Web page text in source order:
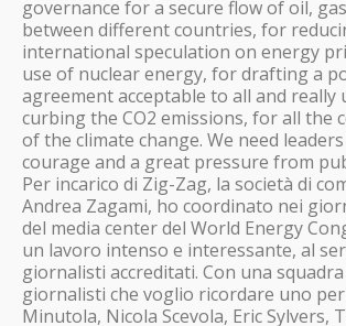
governance for a secure flow of oil,
between different countries, for
international speculation on energy
use of nuclear energy, for drafting a
agreement acceptable to all and really
curbing the CO2 emissions, for all the
of the climate change. We need
courage and a great pressure from
Per incarico di Zig-Zag, la società di
Andrea Zagami, ho coordinato nei
del media center del World Energy
un lavoro intenso e interessante, al
giornalisti accreditati. Con una squadra
giornalisti che voglio ricordare uno
Minutola, Nicola Scevola, Eric Sylvers,